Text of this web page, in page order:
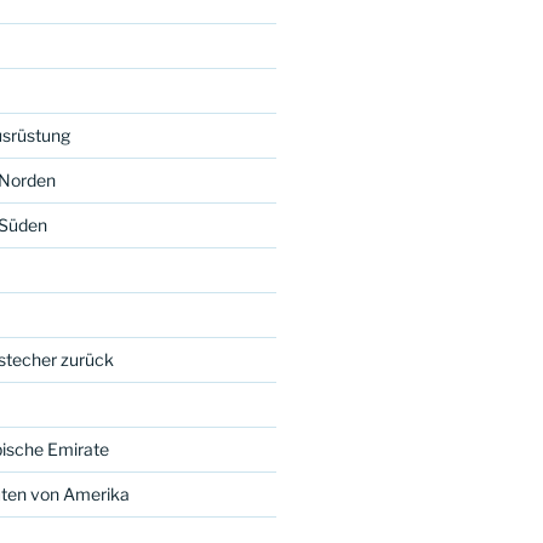
zurück
Emirate
von Amerika